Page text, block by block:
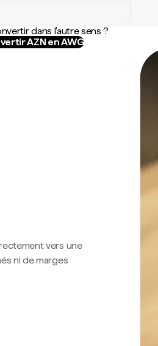
dans l'autre sens ?
AZN en AWG
vers une
ni de marges